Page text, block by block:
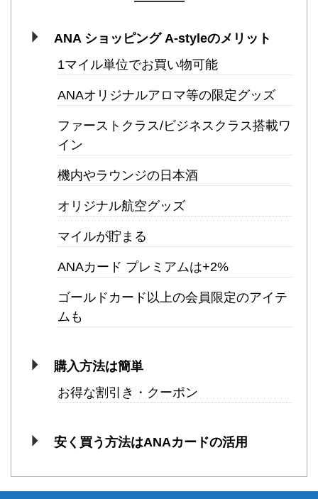
ANA ショッピング A-styleのメリット
1マイル単位でお買い物可能
ANAオリジナルアロマ等の限定グッズ
ファーストクラス/ビジネスクラス搭載ワ
イン
機内やラウンジの日本酒
オリジナル航空グッズ
マイルが貯まる
ANAカード プレミアムは+2%
ゴールドカード以上の会員限定のアイテ
ムも
購入方法は簡単
お得な割引き・クーポン
安く買う方法はANAカードの活用